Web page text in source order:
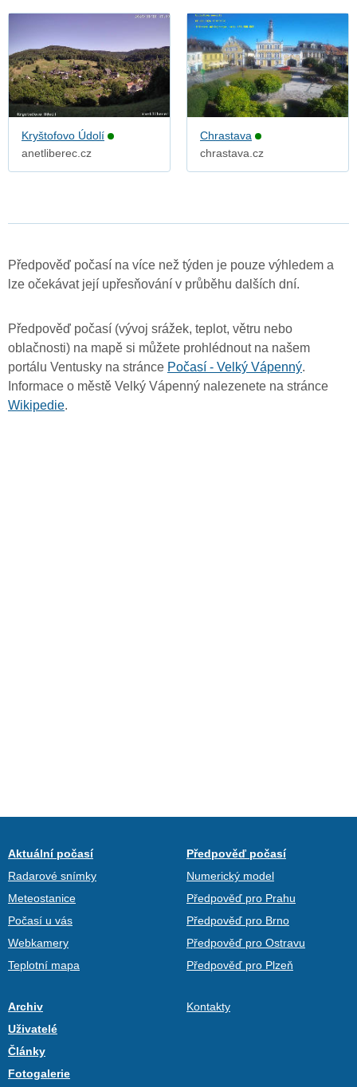
Kryštofovo Údolí
anetliberec.cz
Chrastava
chrastava.cz
Předpověď počasí na více než týden je pouze výhledem a
lze očekávat její upřesňování v průběhu dalších dní.
Předpověď počasí (vývoj srážek, teplot, větru nebo
oblačnosti) na mapě si můžete prohlédnout na našem
portálu Ventusky na stránce Počasí - Velký Vápenný.
Informace o městě Velký Vápenný nalezenete na stránce
Wikipedie.
Aktuální počasí
Radarové snímky
Meteostanice
Počasí u vás
Webkamery
Teplotní mapa
Předpověď počasí
Numerický model
Předpověď pro Prahu
Předpověď pro Brno
Předpověď pro Ostravu
Předpověď pro Plzeň
Archiv
Uživatelé
Články
Fotogalerie
Kontakty